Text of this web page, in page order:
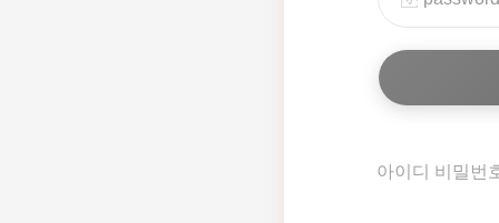
아이디 비밀번